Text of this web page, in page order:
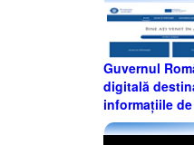
Guvernul
digitală
informațiile